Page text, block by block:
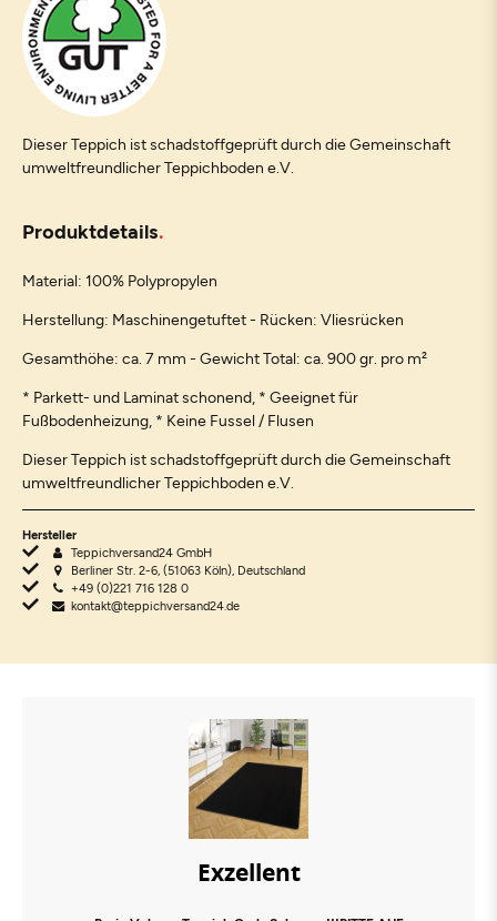
Dieser Teppich ist schadstoffgeprüft durch die Gemeinschaft
umweltfreundlicher Teppichboden e.V.
Produktdetails
Material: 100% Polypropylen
Herstellung: Maschinengetuftet - Rücken: Vliesrücken
Gesamthöhe: ca. 7 mm - Gewicht Total: ca. 900 gr. pro m²
* Parkett- und Laminat schonend, * Geeignet für
Fußbodenheizung, * Keine Fussel / Flusen
Dieser Teppich ist schadstoffgeprüft durch die Gemeinschaft
umweltfreundlicher Teppichboden e.V.
Hersteller
Teppichversand24 GmbH
Berliner Str. 2-6, (51063 Köln), Deutschland
+49 (0)221 716 128 0
kontakt@teppichversand24.de
Exzellent